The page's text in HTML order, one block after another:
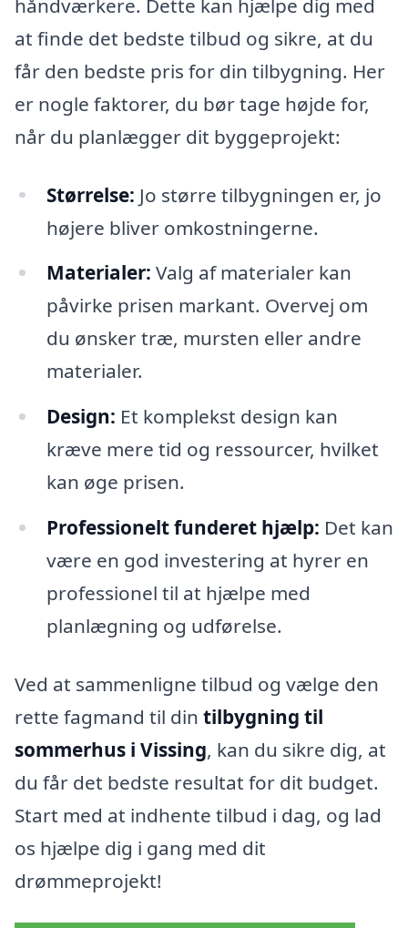
håndværkere. Dette kan hjælpe dig med
at finde det bedste tilbud og sikre, at du
får den bedste pris for din tilbygning. Her
er nogle faktorer, du bør tage højde for,
når du planlægger dit byggeprojekt:
Størrelse: Jo større tilbygningen er, jo
højere bliver omkostningerne.
Materialer: Valg af materialer kan
påvirke prisen markant. Overvej om
du ønsker træ, mursten eller andre
materialer.
Design: Et komplekst design kan
kræve mere tid og ressourcer, hvilket
kan øge prisen.
Professionelt funderet hjælp: Det kan
være en god investering at hyrer en
professionel til at hjælpe med
planlægning og udførelse.
Ved at sammenligne tilbud og vælge den
rette fagmand til din tilbygning til
sommerhus i Vissing, kan du sikre dig, at
du får det bedste resultat for dit budget.
Start med at indhente tilbud i dag, og lad
os hjælpe dig i gang med dit
drømmeprojekt!